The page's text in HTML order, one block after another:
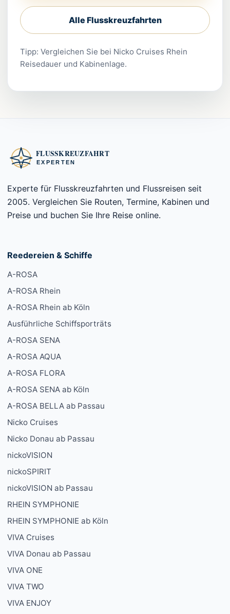
Alle Flusskreuzfahrten
Tipp: Vergleichen Sie bei Nicko Cruises Rhein
Reisedauer und Kabinenlage.
Experte für Flusskreuzfahrten und Flussreisen seit
2005. Vergleichen Sie Routen, Termine, Kabinen und
Preise und buchen Sie Ihre Reise online.
Reedereien & Schiffe
A-ROSA
A-ROSA Rhein
A-ROSA Rhein ab Köln
Ausführliche Schiffsporträts
A-ROSA SENA
A-ROSA AQUA
A-ROSA FLORA
A-ROSA SENA ab Köln
A-ROSA BELLA ab Passau
Nicko Cruises
Nicko Donau ab Passau
nickoVISION
nickoSPIRIT
nickoVISION ab Passau
RHEIN SYMPHONIE
RHEIN SYMPHONIE ab Köln
VIVA Cruises
VIVA Donau ab Passau
VIVA ONE
VIVA TWO
VIVA ENJOY